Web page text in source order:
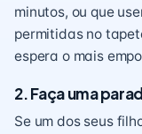
minutos, ou que
permitidas no
espera o mais
2. Faça uma
Se um dos seus